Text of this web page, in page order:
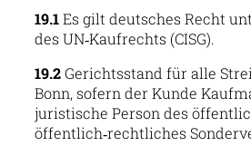
19.1Es gilt deutsches Recht
des UN‑Kaufrechts (CISG).
19.2Gerichtsstand für alle
Bonn, sofern der Kunde
juristische Person des
öffentlich‑rechtliches